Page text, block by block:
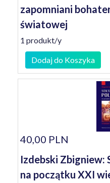
zapomniani
światowej
1 produkt/y
Dodaj do Koszyka
40,00 PLN
Izdebski Zbigniew:
na początku XXI